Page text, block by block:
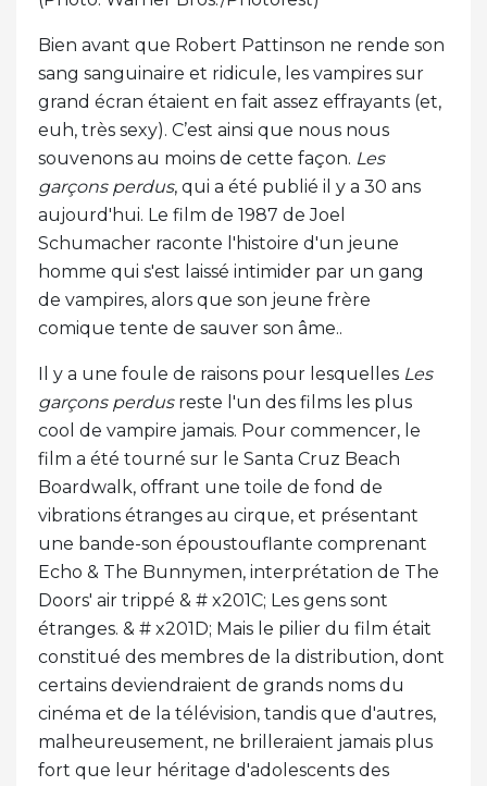
Bien avant que Robert Pattinson ne rende son
sang sanguinaire et ridicule, les vampires sur
grand écran étaient en fait assez effrayants (et,
euh, très sexy). C’est ainsi que nous nous
souvenons au moins de cette façon. Les
garçons perdus, qui a été publié il y a 30 ans
aujourd'hui. Le film de 1987 de Joel
Schumacher raconte l'histoire d'un jeune
homme qui s'est laissé intimider par un gang
de vampires, alors que son jeune frère
comique tente de sauver son âme..
Il y a une foule de raisons pour lesquelles Les
garçons perdusreste l'un des films les plus
cool de vampire jamais. Pour commencer, le
film a été tourné sur le Santa Cruz Beach
Boardwalk, offrant une toile de fond de
vibrations étranges au cirque, et présentant
une bande-son époustouflante comprenant
Echo & The Bunnymen, interprétation de The
Doors' air trippé & # x201C; Les gens sont
étranges. & # x201D; Mais le pilier du film était
constitué des membres de la distribution, dont
certains deviendraient de grands noms du
cinéma et de la télévision, tandis que d'autres,
malheureusement, ne brilleraient jamais plus
fort que leur héritage d'adolescents des